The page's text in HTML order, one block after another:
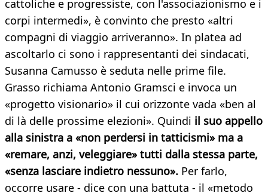
cattoliche e progressiste, con l'associazionismo e i
corpi intermedi», è convinto che presto «altri
compagni di viaggio arriveranno». In platea ad
ascoltarlo ci sono i rappresentanti dei sindacati,
Susanna Camusso è seduta nelle prime file.
Grasso richiama Antonio Gramsci e invoca un
«progetto visionario» il cui orizzonte vada «ben al
di là delle prossime elezioni». Quindi il suo appello
alla sinistra a «non perdersi in tatticismi» ma a
«remare, anzi, veleggiare» tutti dalla stessa parte,
«senza lasciare indietro nessuno». Per farlo,
occorre usare - dice con una battuta - il «metodo